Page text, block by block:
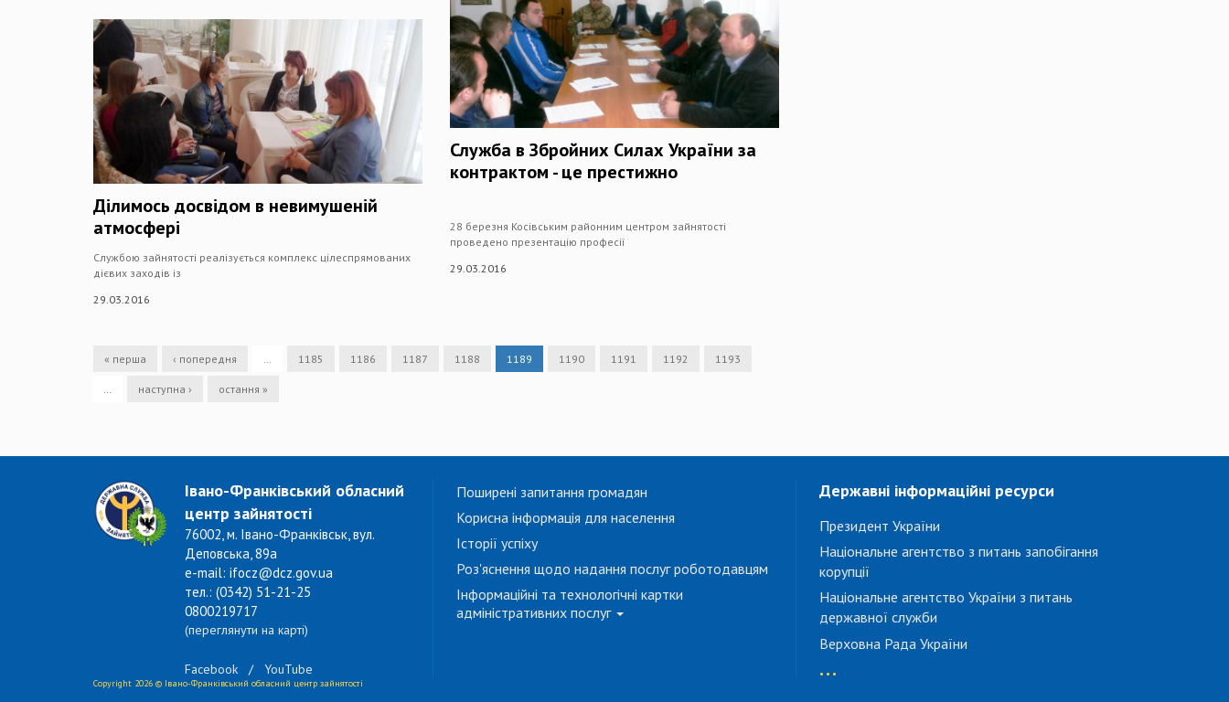
Ділимось досвідом в невимушеній
атмосфері
Службою зайнятості реалізується комплекс цілеспрямованих
дієвих заходів із
29.03.2016
Служба в Збройних Силах України за
контрактом - це престижно
28 березня Косівським районним центром зайнятості
проведено презентацію професії
29.03.2016
« перша ‹ попередня … 1185 1186 1187 1188 1189 1190 1191 1192 1193
… наступна › остання »
Івано-Франківський обласний
центр зайнятості
76002, м. Івано-Франківськ, вул.
Деповська, 89а
e-mail: ifocz@dcz.gov.ua
тел.: (0342) 51-21-25
0800219717
(переглянути на карті)
Facebook / YouTube
Поширені запитання громадян
Корисна інформація для населення
Історії успіху
Роз'яснення щодо надання послуг роботодавцям
Інформаційні та технологічні картки
адміністративних послуг
Державні інформаційні ресурси
Президент України
Національне агентство з питань запобігання
корупції
Національне агентство України з питань
державної служби
Верховна Рада України
...
Copyright 2026 © Івано-Франківський обласний центр зайнятості